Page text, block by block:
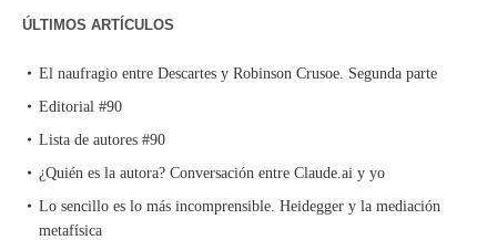
ÚLTIMOS ARTÍCULOS
El naufragio entre Descartes y Robinson Crusoe. Segunda parte
Editorial #90
Lista de autores #90
¿Quién es la autora? Conversación entre Claude.ai y yo
Lo sencillo es lo más incomprensible. Heidegger y la mediación
metafísica